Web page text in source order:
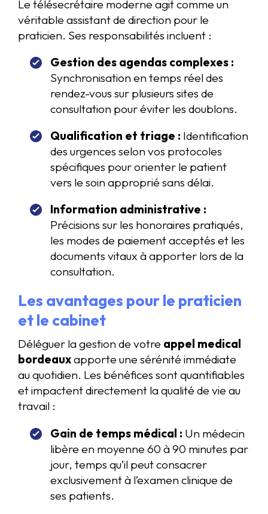
Le télésecrétaire moderne agit comme un
véritable assistant de direction pour le
praticien. Ses responsabilités incluent :
Gestion des agendas complexes :
Synchronisation en temps réel des
rendez-vous sur plusieurs sites de
consultation pour éviter les doublons.
Qualification et triage : Identification
des urgences selon vos protocoles
spécifiques pour orienter le patient
vers le soin approprié sans délai.
Information administrative :
Précisions sur les honoraires pratiqués,
les modes de paiement acceptés et les
documents vitaux à apporter lors de la
consultation.
Les avantages pour le praticien
et le cabinet
Déléguer la gestion de votre appel medical
bordeauxapporte une sérénité immédiate
au quotidien. Les bénéfices sont quantifiables
et impactent directement la qualité de vie au
travail :
Gain de temps médical : Un médecin
libère en moyenne 60 à 90 minutes par
jour, temps qu’il peut consacrer
exclusivement à l’examen clinique de
ses patients.